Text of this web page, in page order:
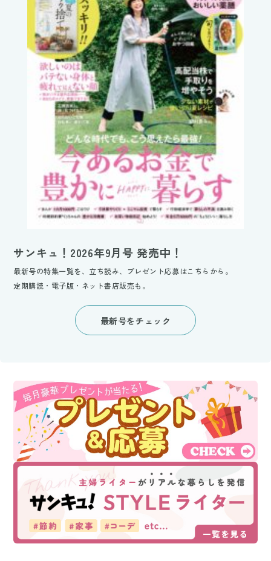
サンキュ！2026年9月号 発売中！
最新号の特集一覧を、立ち読み、プレゼント応募はこちらから。
定期購読・電子版・ネット書店販売も。
最新号をチェック